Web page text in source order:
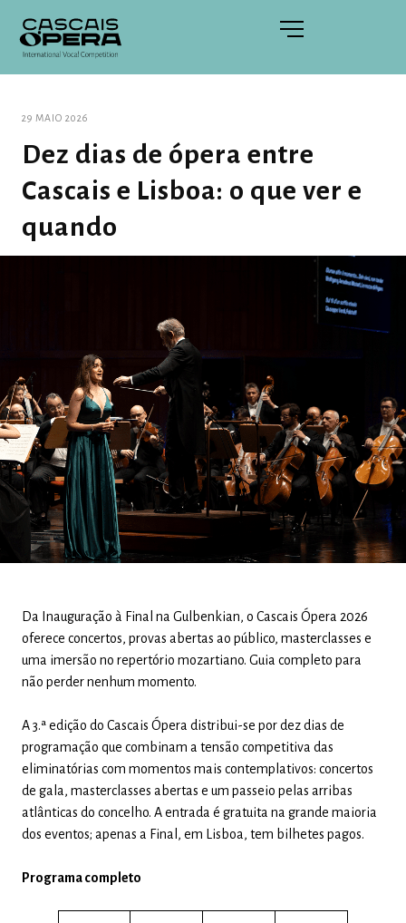
29 MAIO 2026
Dez dias de ópera entre
Cascais e Lisboa: o que ver e
quando
Da Inauguração à Final na Gulbenkian, o Cascais Ópera 2026
oferece concertos, provas abertas ao público, masterclasses e
uma imersão no repertório mozartiano. Guia completo para
não perder nenhum momento.
A 3.ª edição do Cascais Ópera distribui-se por dez dias de
programação que combinam a tensão competitiva das
eliminatórias com momentos mais contemplativos: concertos
de gala, masterclasses abertas e um passeio pelas arribas
atlânticas do concelho. A entrada é gratuita na grande maioria
dos eventos; apenas a Final, em Lisboa, tem bilhetes pagos.
Programa completo